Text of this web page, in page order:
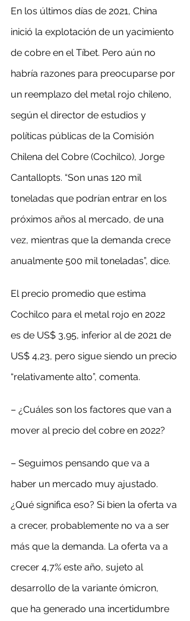
En los últimos días de 2021, China
inició la explotación de un yacimiento
de cobre en el Tíbet. Pero aún no
habría razones para preocuparse por
un reemplazo del metal rojo chileno,
según el director de estudios y
políticas públicas de la Comisión
Chilena del Cobre (Cochilco), Jorge
Cantallopts. “Son unas 120 mil
toneladas que podrían entrar en los
próximos años al mercado, de una
vez, mientras que la demanda crece
anualmente 500 mil toneladas”, dice.
El precio promedio que estima
Cochilco para el metal rojo en 2022
es de US$ 3,95, inferior al de 2021 de
US$ 4,23, pero sigue siendo un precio
“relativamente alto”, comenta.
– ¿Cuáles son los factores que van a
mover al precio del cobre en 2022?
– Seguimos pensando que va a
haber un mercado muy ajustado.
¿Qué significa eso? Si bien la oferta va
a crecer, probablemente no va a ser
más que la demanda. La oferta va a
crecer 4,7% este año, sujeto al
desarrollo de la variante ómicron,
que ha generado una incertidumbre